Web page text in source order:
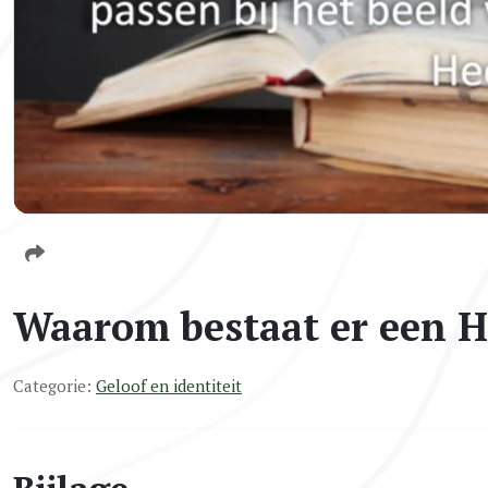
Waarom bestaat er een
Categorie: Geloof en identiteit